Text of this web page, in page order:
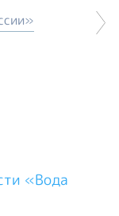
«Вода